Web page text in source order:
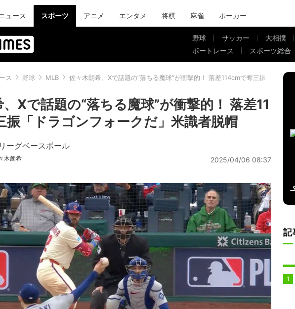
ュース スポーツ アニメ エンタメ 将棋 麻雀 ポーカー
野球 サッカー
大相撲
ボートレース
スポーツ総合
ス 野球 MLB 佐々木朗希、Xで話題の“落ちる魔球”が衝撃的！ 落差114cmで奪三振「ドラ
Xで話題の“落ちる魔球”が衝撃的！ 落差11
振「ドラゴンフォークだ」米識者脱帽
ーグベースボール
木朗希 2025/04/06 08:37
記